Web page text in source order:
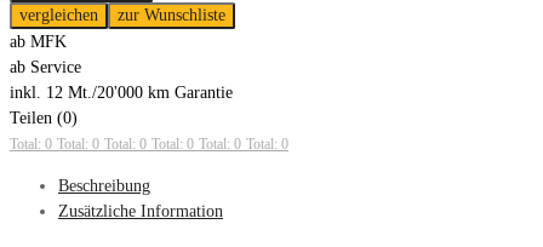
vergleichen
zur Wunschliste
ab MFK
ab Service
inkl. 12 Mt./20'000 km Garantie
Teilen (0)
Total: 0 Total: 0 Total: 0 Total: 0 Total: 0 Total: 0
Beschreibung
Zusätzliche Information